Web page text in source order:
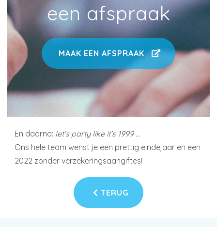
een afspraak
MAAK EEN AFSPRAAK
En daarna: let’s party like it’s 1999 …
Ons hele team wenst je een prettig eindejaar en een
2022 zonder verzekeringsaangiftes!
TERUG